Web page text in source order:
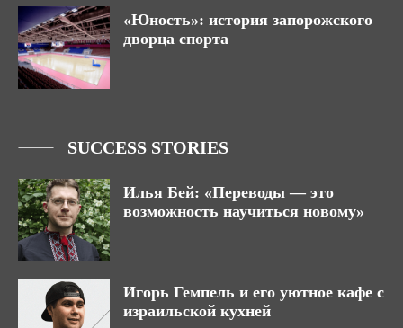
«Юность»: история запорожского
дворца спорта
SUCCESS STORIES
Илья Бей: «Переводы — это
возможность научиться новому»
Игорь Гемпель и его уютное кафе с
израильской кухней